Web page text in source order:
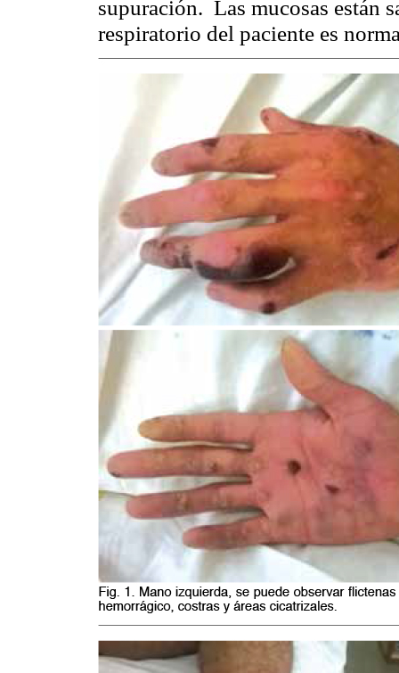
supuración. Las mucosas están
respiratorio del paciente es